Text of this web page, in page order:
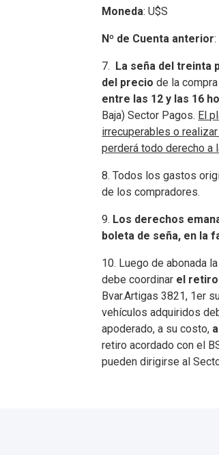
Moneda: U$S
Nº de Cuenta anterior
7. La seña del treinta
del precio de la
entre las 12 y las 16
Baja) Sector Pagos. El
irrecuperables o
perderá todo derecho a
8. Todos los gastos
de los compradores.
9. Los derechos
boleta de seña, en la
10. Luego de abonada
debe coordinar el retiro
Bvar.Artigas 3821, 1er
vehículos adquiridos
apoderado, a su costo,
retiro acordado con el
pueden dirigirse al